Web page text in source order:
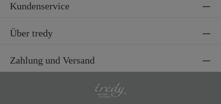
Kundenservice
Über tredy
Zahlung und Versand